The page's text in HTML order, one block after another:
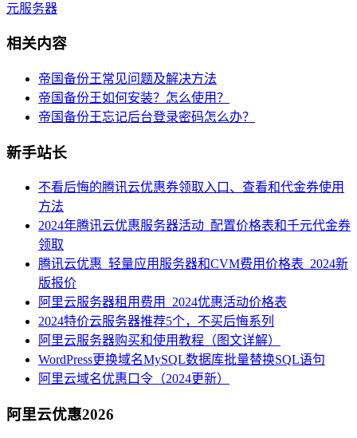
元服务器
相关内容
帝国备份王常见问题及解决方法
帝国备份王如何安装？怎么使用？
帝国备份王忘记后台登录密码怎么办？
新手站长
不看后悔的腾讯云优惠券领取入口、查看和代金券使用
方法
2024年腾讯云优惠服务器活动_配置价格表和千元代金券
领取
腾讯云优惠_轻量应用服务器和CVM费用价格表_2024新
版报价
阿里云服务器租用费用_2024优惠活动价格表
2024特价云服务器推荐5个，不买后悔系列
阿里云服务器购买和使用教程（图文详解）
WordPress更换域名MySQL数据库批量替换SQL语句
阿里云域名优惠口令（2024更新）
阿里云优惠2026